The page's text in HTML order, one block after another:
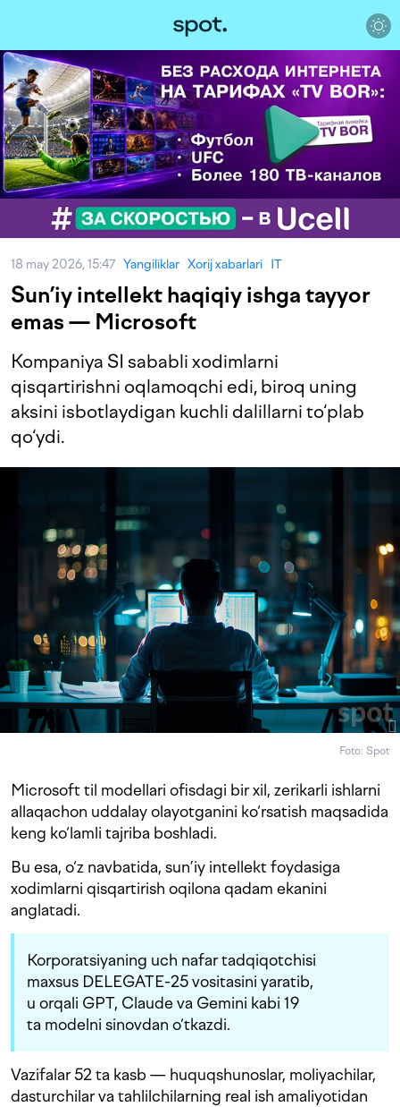
18 may 2026, 15:47 Yangiliklar Xorij xabarlari IT
Sun’iy intellekt haqiqiy ishga tayyor
emas — Microsoft
Kompaniya SI sababli xodimlarni
qisqartirishni oqlamoqchi edi, biroq uning
aksini isbotlaydigan kuchli dalillarni to‘plab
qo‘ydi.
Foto: Spot
Microsoft til modellari ofisdagi bir xil, zerikarli ishlarni
allaqachon uddalay olayotganini ko‘rsatish maqsadida
keng ko‘lamli tajriba boshladi.
Bu esa, o‘z navbatida, sun’iy intellekt foydasiga
xodimlarni qisqartirish oqilona qadam ekanini
anglatadi.
Korporatsiyaning uch nafar tadqiqotchisi
maxsus DELEGATE-25 vositasini yaratib,
u orqali GPT, Claude va Gemini kabi 19
ta modelni sinovdan o‘tkazdi.
Vazifalar 52 ta kasb — huquqshunoslar, moliyachilar,
dasturchilar va tahlilchilarning real ish amaliyotidan